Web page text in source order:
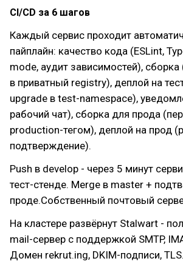
CI/CD за 6 шагов
Каждый сервис проходит
пайплайн: качество кода (ESLint,
mode, аудит зависимостей),
в приватный registry), деплой на
upgrade в test-namespace),
рабочий чат), сборка для прода
production-тегом), деплой на прод
подтверждение).
Push в develop - через 5 минут
тест-стенде. Merge в master +
проде.Собственный почтовый
На кластере развёрнут Stalwart -
mail-сервер с поддержкой SMTP,
Домен rekrut.ing, DKIM-подписи,